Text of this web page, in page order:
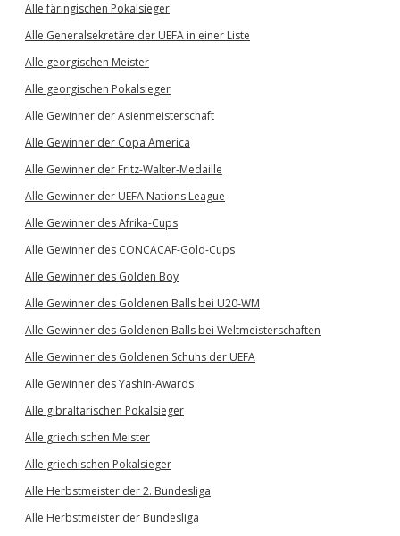
Alle färingischen Pokalsieger
Alle Generalsekretäre der UEFA in einer Liste
Alle georgischen Meister
Alle georgischen Pokalsieger
Alle Gewinner der Asienmeisterschaft
Alle Gewinner der Copa America
Alle Gewinner der Fritz-Walter-Medaille
Alle Gewinner der UEFA Nations League
Alle Gewinner des Afrika-Cups
Alle Gewinner des CONCACAF-Gold-Cups
Alle Gewinner des Golden Boy
Alle Gewinner des Goldenen Balls bei U20-WM
Alle Gewinner des Goldenen Balls bei Weltmeisterschaften
Alle Gewinner des Goldenen Schuhs der UEFA
Alle Gewinner des Yashin-Awards
Alle gibraltarischen Pokalsieger
Alle griechischen Meister
Alle griechischen Pokalsieger
Alle Herbstmeister der 2. Bundesliga
Alle Herbstmeister der Bundesliga